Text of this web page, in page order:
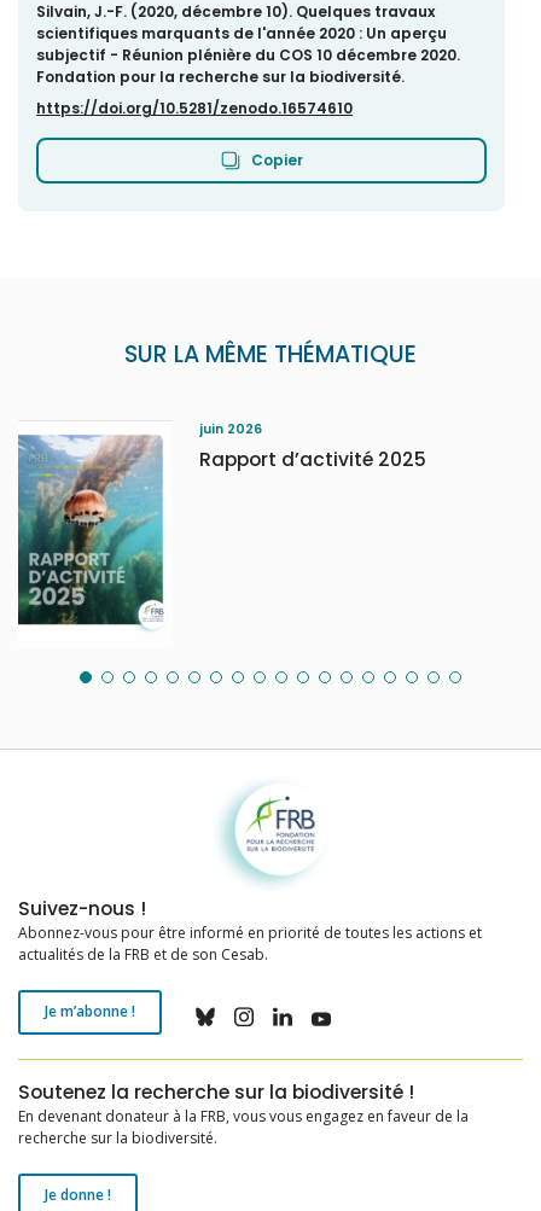
Silvain, J.-F. (2020, décembre 10). Quelques travaux
scientifiques marquants de l'année 2020 : Un aperçu
subjectif - Réunion plénière du COS 10 décembre 2020.
Fondation pour la recherche sur la biodiversité.
https://doi.org/10.5281/zenodo.16574610
Copier
SUR LA MÊME THÉMATIQUE
juin 2026
Rapport d’activité 2025
Fondation pour la recherche sur la biodiversité
Suivez-nous !
Abonnez-vous pour être informé en priorité de toutes les actions et
actualités de la FRB et de son Cesab.
Je m’abonne !
Soutenez la recherche sur la biodiversité !
En devenant donateur à la FRB, vous vous engagez en faveur de la
recherche sur la biodiversité.
Je donne !